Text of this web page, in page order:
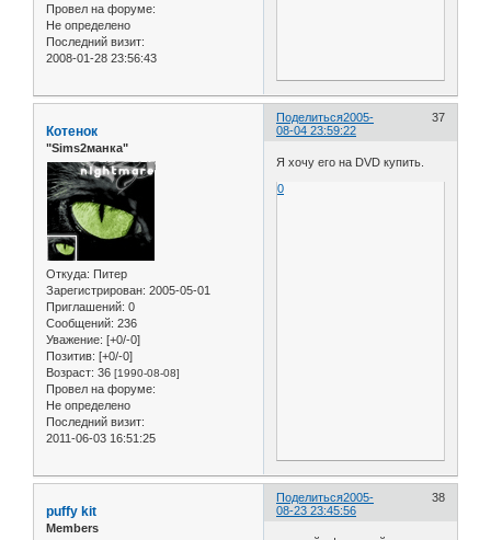
Провел на форуме:
Не определено
Последний визит:
2008-01-28 23:56:43
Поделиться 37
2005-
08-04 23:59:22
Котенок
"Sims2манка"
Откуда: Питер
Зарегистрирован: 2005-05-01
Приглашений: 0
Сообщений: 236
Уважение: [+0/-0]
Позитив: [+0/-0]
Возраст: 36 [1990-08-08]
Провел на форуме:
Не определено
Последний визит:
2011-06-03 16:51:25
Я хочу его на DVD купить.
0
Поделиться 38
2005-
08-23 23:45:56
puffy kit
Members